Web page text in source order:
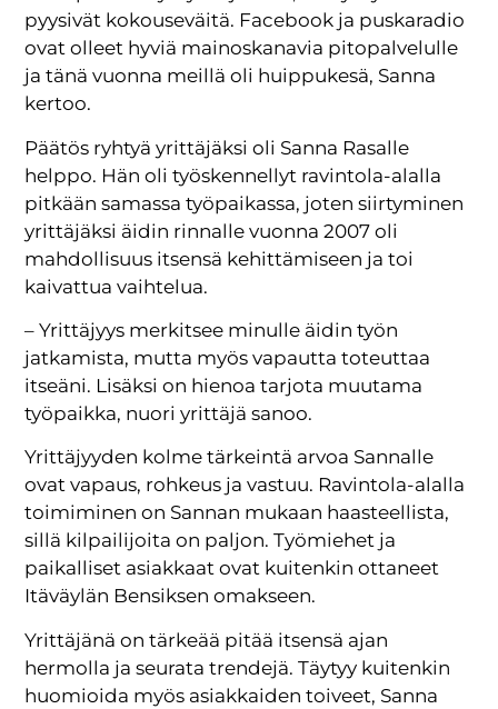
pyysivät kokouseväitä. Facebook ja puskaradio
ovat olleet hyviä mainoskanavia pitopalvelulle
ja tänä vuonna meillä oli huippukesä, Sanna
kertoo.
Päätös ryhtyä yrittäjäksi oli Sanna Rasalle
helppo. Hän oli työskennellyt ravintola-alalla
pitkään samassa työpaikassa, joten siirtyminen
yrittäjäksi äidin rinnalle vuonna 2007 oli
mahdollisuus itsensä kehittämiseen ja toi
kaivattua vaihtelua.
– Yrittäjyys merkitsee minulle äidin työn
jatkamista, mutta myös vapautta toteuttaa
itseäni. Lisäksi on hienoa tarjota muutama
työpaikka, nuori yrittäjä sanoo.
Yrittäjyyden kolme tärkeintä arvoa Sannalle
ovat vapaus, rohkeus ja vastuu. Ravintola-alalla
toimiminen on Sannan mukaan haasteellista,
sillä kilpailijoita on paljon. Työmiehet ja
paikalliset asiakkaat ovat kuitenkin ottaneet
Itäväylän Bensiksen omakseen.
Yrittäjänä on tärkeää pitää itsensä ajan
hermolla ja seurata trendejä. Täytyy kuitenkin
huomioida myös asiakkaiden toiveet, Sanna